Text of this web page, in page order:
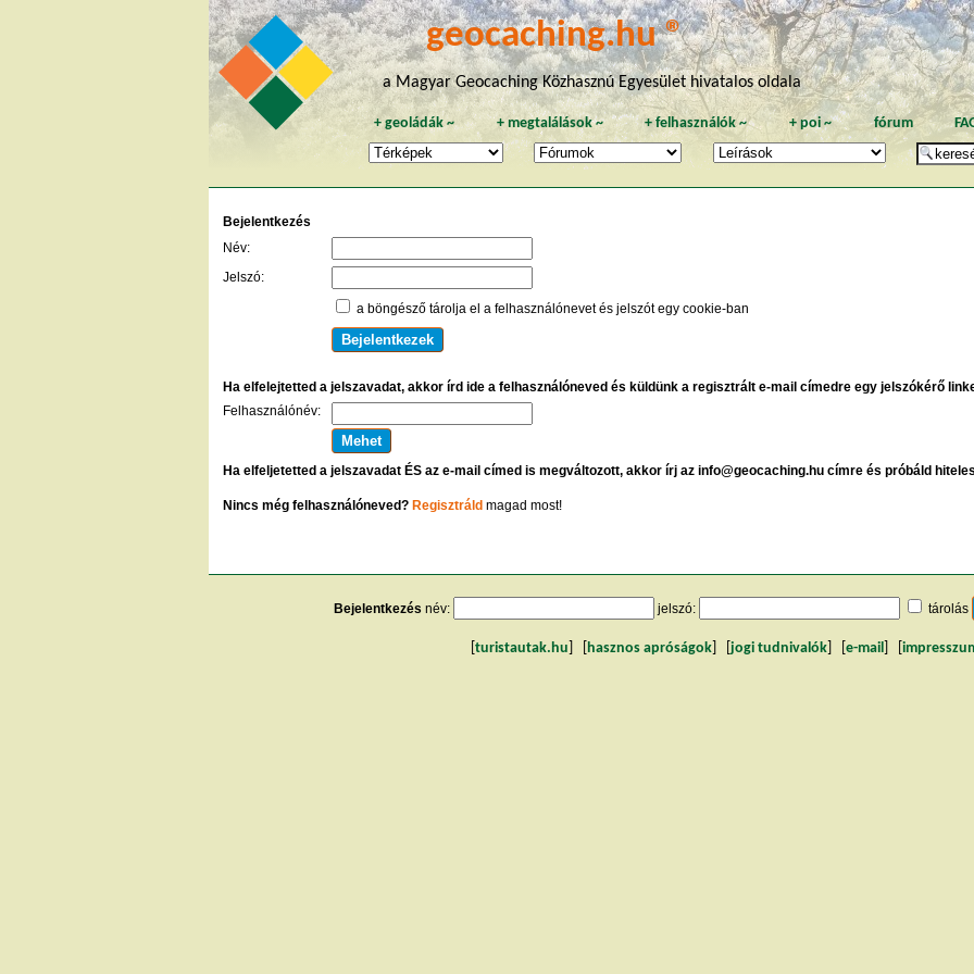
geocaching.hu ®
a Magyar Geocaching Közhasznú Egyesület hivatalos oldala
+geoládák ~ + megtalálások~ +felhasználók~ + poi~ fórum
Bejelentkezés
Név:
Jelszó:
a böngésző tárolja el a felhasználónevet és jelszót egy cookie-ban
Ha elfelejtetted a jelszavadat, akkor írd ide a felhasználóneved és küldünk a regisztrált e-mail címedre egy jelszókérő
Felhasználónév:
Ha elfeljetetted a jelszavadat ÉS az e-mail címed is megváltozott, akkor írj az info@geocaching.hu címre és próbáld
Nincs még felhasználóneved? Regisztráld magad most!
Bejelentkezés név: jelszó: tárolás
turistautak.hu hasznos apróságok jogi tudnivalók e-mail